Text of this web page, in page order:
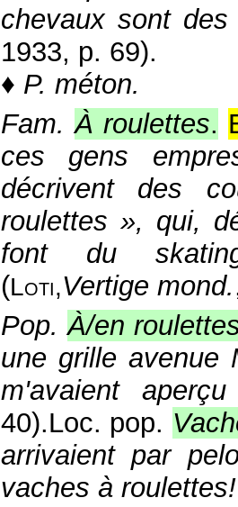
chevaux sont des
1933, p. 69).
♦ P. méton.
Fam. À roulettes.
ces gens
décrivent des
roulettes », qui,
font du
(Loti,Vertige mond.
Pop. À/en
une grille avenue
m'avaient aperçu
40).Loc. pop.
arrivaient par
vaches à roulettes!